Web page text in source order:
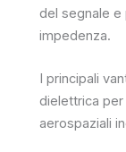
del segnale e
impedenza.
I principali
dielettrica
aerospaziali